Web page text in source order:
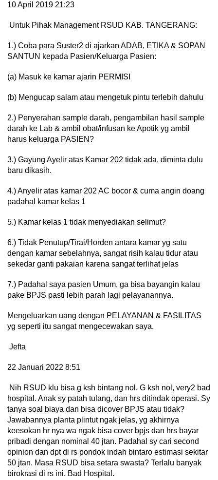
10 April 2019 21:23
Untuk Pihak Management RSUD KAB. TANGERANG:
1.) Coba para Suster2 di ajarkan ADAB, ETIKA & SOPAN
SANTUN kepada Pasien/Keluarga Pasien:
(a) Masuk ke kamar ajarin PERMISI
(b) Mengucap salam atau mengetuk pintu terlebih dahulu
2.) Penyerahan sample darah, pengambilan hasil sample
darah ke Lab & ambil obat/infusan ke Apotik yg ambil
harus keluarga PASIEN?
3.) Gayung Ayelir atas Kamar 202 tidak ada, diminta dulu
baru dikasih.
4.) Anyelir atas kamar 202 AC bocor & cuma angin doang
padahal kamar kelas 1
5.) Kamar kelas 1 tidak menyediakan selimut?
6.) Tidak Penutup/Tirai/Horden antara kamar yg satu
dengan kamar sebelahnya, sangat risih kalau tidur atau
sekedar ganti pakaian karena sangat terlihat jelas
7.) Padahal saya pasien Umum, ga bisa bayangin kalau
pake BPJS pasti lebih parah lagi pelayanannya.
Mengeluarkan uang dengan PELAYANAN & FASILITAS
yg seperti itu sangat mengecewakan saya.
Jefta
22 Januari 2022 8:51
Nih RSUD klu bisa g ksh bintang nol. G ksh nol, very2 bad
hospital. Anak sy patah tulang, dan hrs ditindak operasi. Sy
tanya soal biaya dan bisa dicover BPJS atau tidak?
Jawabannya planta plintut ngak jelas, yg akhirnya
keesokan hr nya wa ngak bisa cover bpjs dan hrs bayar
pribadi dengan nominal 40 jtan. Padahal sy cari second
opinion dan dpt di rs pondok indah bintaro estimasi sekitar
50 jtan. Masa RSUD bisa setara swasta? Terlalu banyak
birokrasi di rs ini. Bad Hospital.